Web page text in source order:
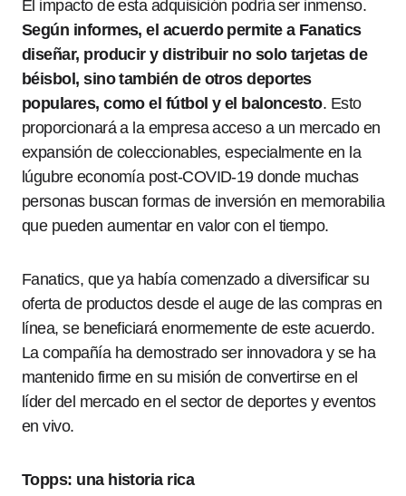
El impacto de esta adquisición podría ser inmenso.
Según informes, el acuerdo permite a Fanatics
diseñar, producir y distribuir no solo tarjetas de
béisbol, sino también de otros deportes
populares, como el fútbol y el baloncesto. Esto
proporcionará a la empresa acceso a un mercado en
expansión de coleccionables, especialmente en la
lúgubre economía post-COVID-19 donde muchas
personas buscan formas de inversión en memorabilia
que pueden aumentar en valor con el tiempo.
Fanatics, que ya había comenzado a diversificar su
oferta de productos desde el auge de las compras en
línea, se beneficiará enormemente de este acuerdo.
La compañía ha demostrado ser innovadora y se ha
mantenido firme en su misión de convertirse en el
líder del mercado en el sector de deportes y eventos
en vivo.
Topps: una historia rica